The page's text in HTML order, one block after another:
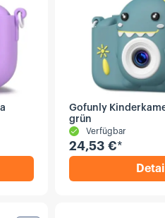
C18 lila
Gofunly
grün
Verfügbar
24,53 €*